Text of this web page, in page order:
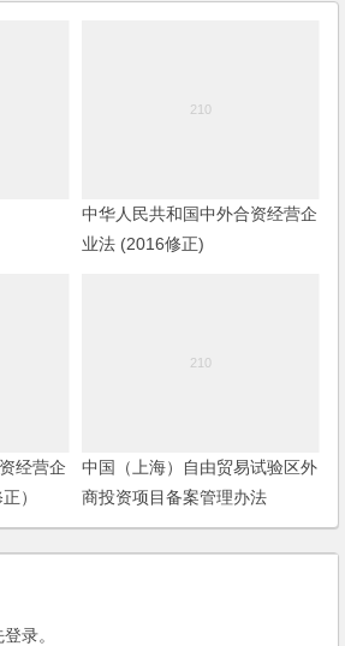
中华人民共和国中外合资经营企
业法 (2016修正)
经营企
）
中国（上海）自由贸易试验区外
商投资项目备案管理办法
登录。